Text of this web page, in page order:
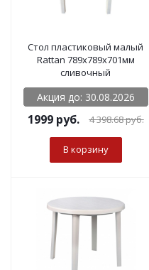
Стол пластиковый малый
Rattan 789х789х701мм
сливочный
Акция до: 30.08.2026
1999 руб. 4 398.68руб.
В корзину